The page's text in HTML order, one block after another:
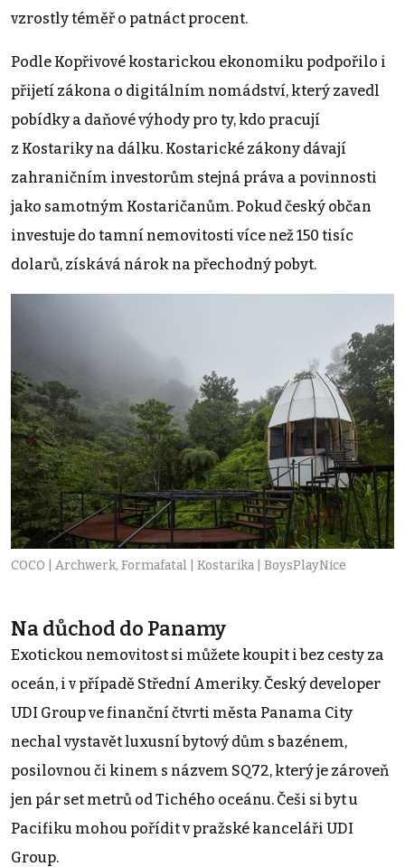
vzrostly téměř o patnáct procent.
Podle Kopřivové kostarickou ekonomiku podpořilo i
přijetí zákona o digitálním nomádství, který zavedl
pobídky a daňové výhody pro ty, kdo pracují
z Kostariky na dálku. Kostarické zákony dávají
zahraničním investorům stejná práva a povinnosti
jako samotným Kostaričanům. Pokud český občan
investuje do tamní nemovitosti více než 150 tisíc
dolarů, získává nárok na přechodný pobyt.
COCO | Archwerk, Formafatal | Kostarika | BoysPlayNice
Na důchod do Panamy
Exotickou nemovitost si můžete koupit i bez cesty za
oceán, i v případě Střední Ameriky. Český developer
UDI Group ve finanční čtvrti města Panama City
nechal vystavět luxusní bytový dům s bazénem,
posilovnou či kinem s názvem SQ72, který je zároveň
jen pár set metrů od Tichého oceánu. Češi si byt u
Pacifiku mohou pořídit v pražské kanceláři UDI
Group.